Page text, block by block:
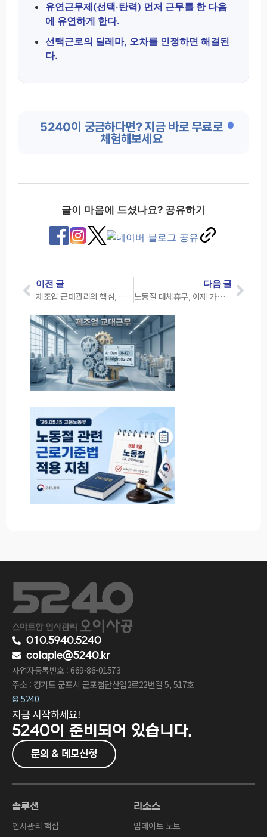
유연근무제(선택·탄력) 먼저 근무를 한 다음
에 유연하게 한다.
선택근로의 딜레마, 오차를 인정하면 해결된
다.
5240이 궁금하다면? 지금 바로 무료로
체험해보세요
글이 마음에 드셨나요? 공유하기
이전 글
제조업 근태관리의 핵심, 교대근무 패턴을 제대로 운영하는 방법
다음 글
노동절 대체휴무, 이제 가능합니다.
010.5940.5240
colaple@5240.kr
사업자등록번호 : 669-86-01573
주소 : 경기도 군포시 군포첨단산업2로22번길 5, 517호
© 5240
지금 시작하세요!
5240이 준비되어 있습니다.
문의 & 데모신청
솔루션
인사관리 핵심
리소스
업데이트 노트